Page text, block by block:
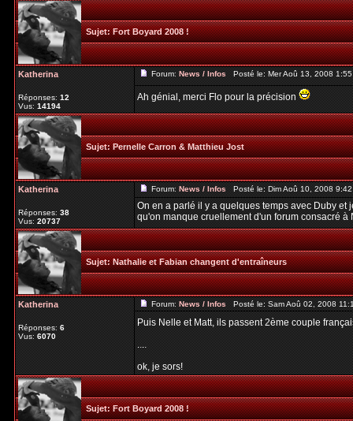
Sujet:Fort Boyard 2008 !
Katherina
Réponses:12
Vus:14194
Forum:News / InfosPosté le: Mer Aoû 13, 2008
Ah génial, merci Flo pour la précision
Sujet:Pernelle Carron & Matthieu Jost
Katherina
Réponses:38
Vus:20737
Forum:News / InfosPosté le: Dim Aoû 10, 2008
On en a parlé il y a quelques temps avec Duby
qu'on manque cruellement d'un forum consacré à
Sujet:Nathalie et Fabian changent d'entraîneurs
Katherina
Réponses:6
Vus:6070
Forum:News / InfosPosté le: Sam Aoû 02, 2008
Puis Nelle et Matt, ils passent 2ème couple
....
ok, je sors!
Sujet:Fort Boyard 2008 !